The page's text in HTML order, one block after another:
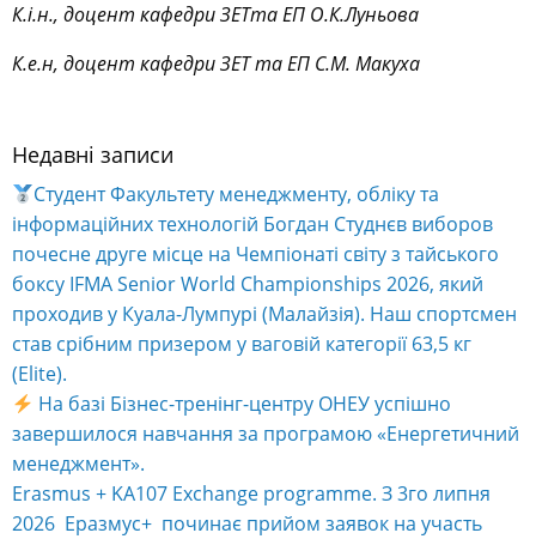
К.і.н., доцент кафедри ЗЕТта ЕП О.К.Луньова
К.е.н, доцент кафедри ЗЕТ та ЕП С.М. Макуха
Недавні записи
Студент Факультету менеджменту, обліку та
інформаційних технологій Богдан Студнєв виборов
почесне друге місце на Чемпіонаті світу з тайського
боксу IFMA Senior World Championships 2026, який
проходив у Куала-Лумпурі (Малайзія). Наш спортсмен
став срібним призером у ваговій категорії 63,5 кг
(Elite).
На базі Бізнес-тренінг-центру ОНЕУ успішно
завершилося навчання за програмою «Енергетичний
менеджмент».
Erasmus + KA107 Exchange programme. З 3го липня
2026 Еразмус+ починає прийом заявок на участь